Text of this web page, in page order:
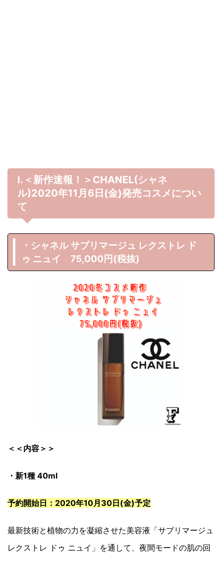
Ⅰ.＜新作速報！＞CHANEL(シャネ
ル)2020年11月6日(金)発売コスメについ
て
・シャネル サブリマージュ レクストレ ド
ゥ ニュイ 75,000円(税抜)
＜＜内容＞＞
・新1種 40ml
予約開始日：2020年10月30日(金)予定
最新技術と植物の力を凝縮させた美容液「サブリマージュ
レクストレ ドゥ ニュイ」を通して、夜間モードの肌の回